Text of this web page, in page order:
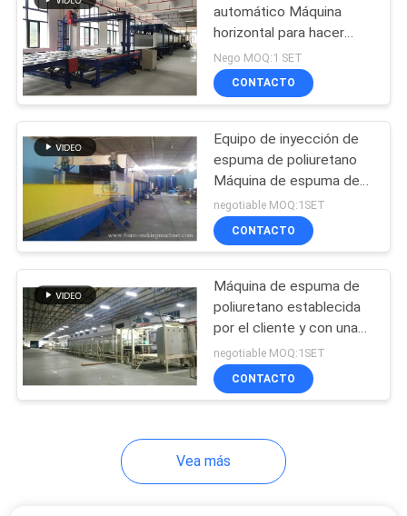
Cortadora
horizontal de la
espuma
cortadora vertical
de la espuma
Cortadora de la
automático Máquina
horizontal para hacer
espuma hasta 1300 mm
de altura
Nego MOQ:1 SET
CONTACTO
Equipo de inyección de
espuma de poliuretano
Máquina de espuma de
PU de alta presión con
altura de espuma de 1,0-
1,25 m
negotiable MOQ:1SET
CONTACTO
Máquina de espuma de
poliuretano establecida
por el cliente y con una
altura de espuma de 1,0-
1,25 m controlada por
PLC
negotiable MOQ:1SET
CONTACTO
Vea más